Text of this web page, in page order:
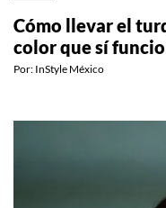
Cómo llevar el
color que sí
Por: InStyle México